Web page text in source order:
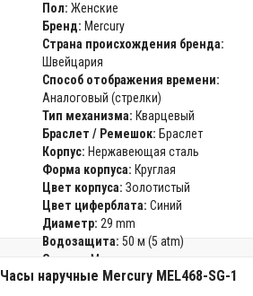
Пол: Женские
Бренд: Mercury
Страна происхождения бренда:
Швейцария
Способ отображения времени:
Аналоговый (стрелки)
Тип механизма: Кварцевый
Браслет / Ремешок: Браслет
Корпус: Нержавеющая сталь
Форма корпуса: Круглая
Цвет корпуса: Золотистый
Цвет циферблата: Синий
Диаметр: 29 mm
Водозащита: 50 м (5 atm)
Стекло:
Минеральное
Гарантия:24 месяца
Часы наручные Mercury MEL468-SG-1